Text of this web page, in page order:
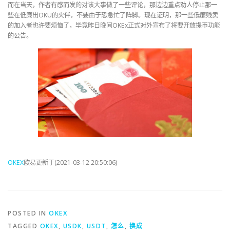
而在当天，作者有感而发的对该大事做了一些评论，那边边重点劝人停止那一
些在低廉出OKU的火伴，不要由于恐急忙了阵脚。现在证明，那一些低廉贱卖
的加入者也许要烦恼了，毕竟昨日晚间OKEx正式对外宣布了将要开放提币功能
的公告。
OKEX欧易更新于(2021-03-12 20:50:06)
POSTED IN OKEX
TAGGED OKEX, USDK, USDT , 怎么, 换成